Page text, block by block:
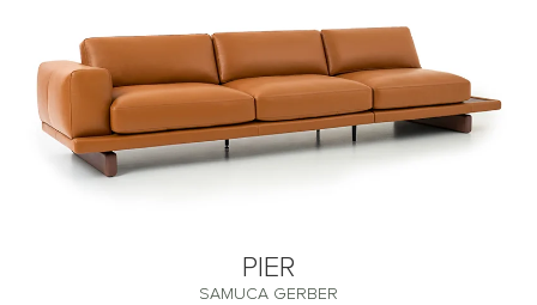
PIER
SAMUCA GERBER